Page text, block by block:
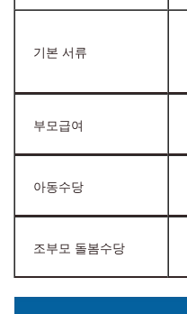
기본 서류
부모급여
아동수당
조부모 돌봄수당